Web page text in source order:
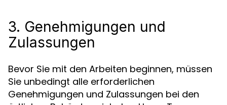
3. Genehmigungen und
Zulassungen
Bevor Sie mit den Arbeiten beginnen, müssen
Sie unbedingt alle erforderlichen
Genehmigungen und Zulassungen bei den